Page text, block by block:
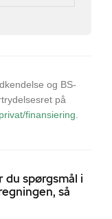
og BS-
på
finansiering
spørgsmål i
så